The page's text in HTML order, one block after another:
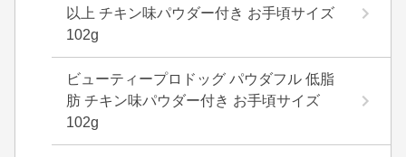
以上 チキン味パウダー付き お手頃サイズ
102g
ビューティープロドッグ パウダフル 低脂
肪 チキン味パウダー付き お手頃サイズ
102g